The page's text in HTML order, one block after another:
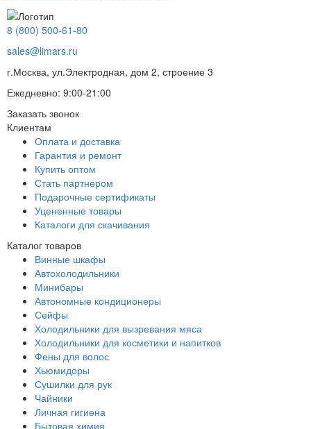
8 (800) 500-61-80
sales@limars.ru
г.Москва, ул.Электродная, дом 2, строение 3
Ежедневно: 9:00-21:00
Заказать звонок
Клиентам
Оплата и доставка
Гарантия и ремонт
Купить оптом
Стать партнером
Подарочные сертификаты
Уцененные товары
Каталоги для скачивания
Каталог товаров
Винные шкафы
Автохолодильники
Минибары
Автономные кондиционеры
Сейфы
Холодильники для вызревания мяса
Холодильники для косметики и напитков
Фены для волос
Хьюмидоры
Сушилки для рук
Чайники
Личная гигиена
Бытовая химия